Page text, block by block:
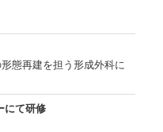
態再建を担う形成外科に
にて研修